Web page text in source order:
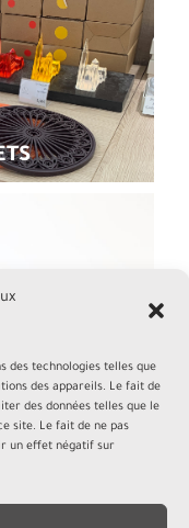
des technologies telles que
des appareils. Le fait de
des données telles que le
site. Le fait de ne pas
un effet négatif sur